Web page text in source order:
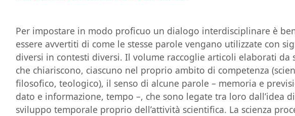
Per impostare in modo proficuo un dialogo interdisciplinare è
essere avvertiti di come le stesse parole vengano utilizzate con
diversi in contesti diversi. Il volume raccoglie articoli elaborati da
che chiariscono, ciascuno nel proprio ambito di competenza
filosofico, teologico), il senso di alcune parole – memoria e
dato e informazione, tempo –, che sono legate tra loro dall’idea
sviluppo temporale proprio dell’attività scientifica. La scienza